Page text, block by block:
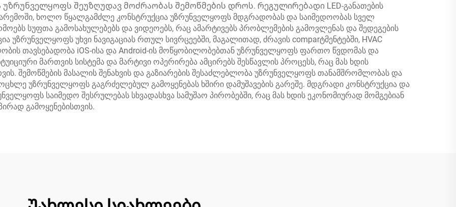
შეუზღუდავ მოძრაობას შემოწმების დროს. რეგულირებადი LED-განათების
ხოლო წყალგამძლე კონსტრუქცია უზრუნველყოფს მდგრადობას და საიმედოობას სველ
სუფთა გამოსახულებებს და ვიდეოებს, რაც ამარტივებს პრობლემების გამოვლენას და შედეგების
უზრუნველყოფს უხვი ნავიგაციას რთულ სივრცეებში, მაგალითად, ძრავის comparტმენტებში, HVAC
თავსებადობა iOS-ისა და Android-ის მოწყობილობებთან უზრუნველყოფს ფართო წვდომას და
მართვის სისტემა და მარტივი ოპერირება ამცირებს შესწავლის პროცესს, რაც მას ხდის
შემოწმების მასალის შენახვის და გაზიარების შესაძლებლობა უზრუნველყოფს თანამშრომლობას და
უზრუნველყოფს გაგრძელებულ გამოყენებას ხშირი დამუშავების გარეშე. მდგრადი კონსტრუქცია და
საიმედო შესრულებას სხვადასხვა სამუშაო პირობებში, რაც მას ხდის ეკონომიურად მომგებიან
გამოყენებისთვის.